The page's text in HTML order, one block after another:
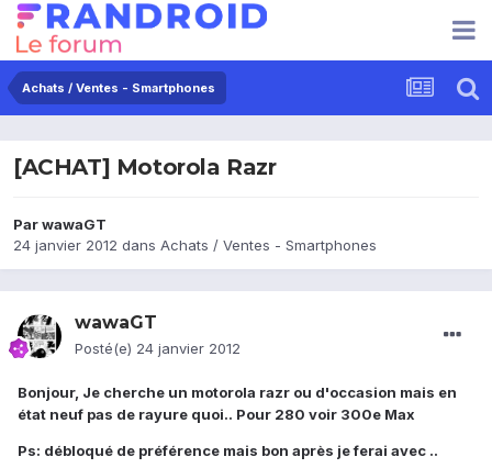
Achats / Ventes - Smartphones
[ACHAT] Motorola Razr
ParwawaGT
24 janvier 2012 dans Achats / Ventes - Smartphones
wawaGT
Posté(e) 24 janvier 2012
Bonjour, Je cherche un motorola razr ou d'occasion mais en
état neuf pas de rayure quoi.. Pour 280 voir 300e Max
Ps: débloqué de préférence mais bon après je ferai avec ..